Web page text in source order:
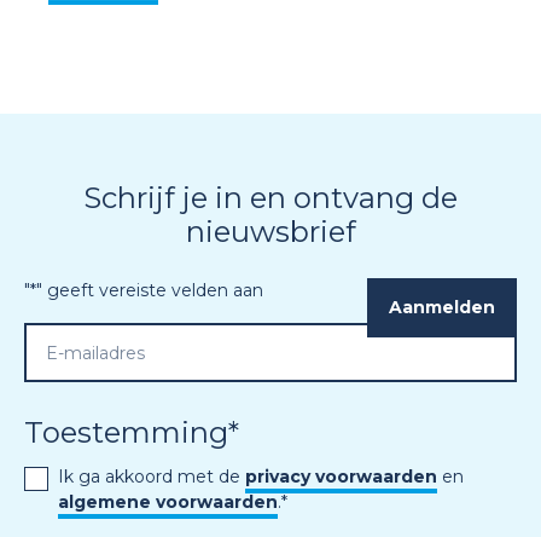
Schrijf je in en ontvang de
nieuwsbrief
"*" geeft vereiste velden aan
Toestemming*
Ik ga akkoord met de privacy voorwaarden en
algemene voorwaarden.*